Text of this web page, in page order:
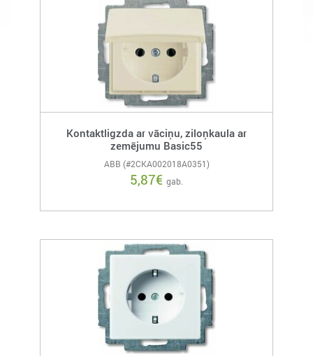
Kontaktligzda ar vāciņu, ziloņkaula ar
zemējumu Basic55
ABB (#2CKA002018A0351)
5,87€ gab.